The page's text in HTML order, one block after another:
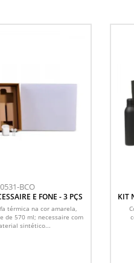
BCO
E FONE - 3 PÇS
térmica na cor amarela,
de 570 ml; necessaire com
sintético...
KIT